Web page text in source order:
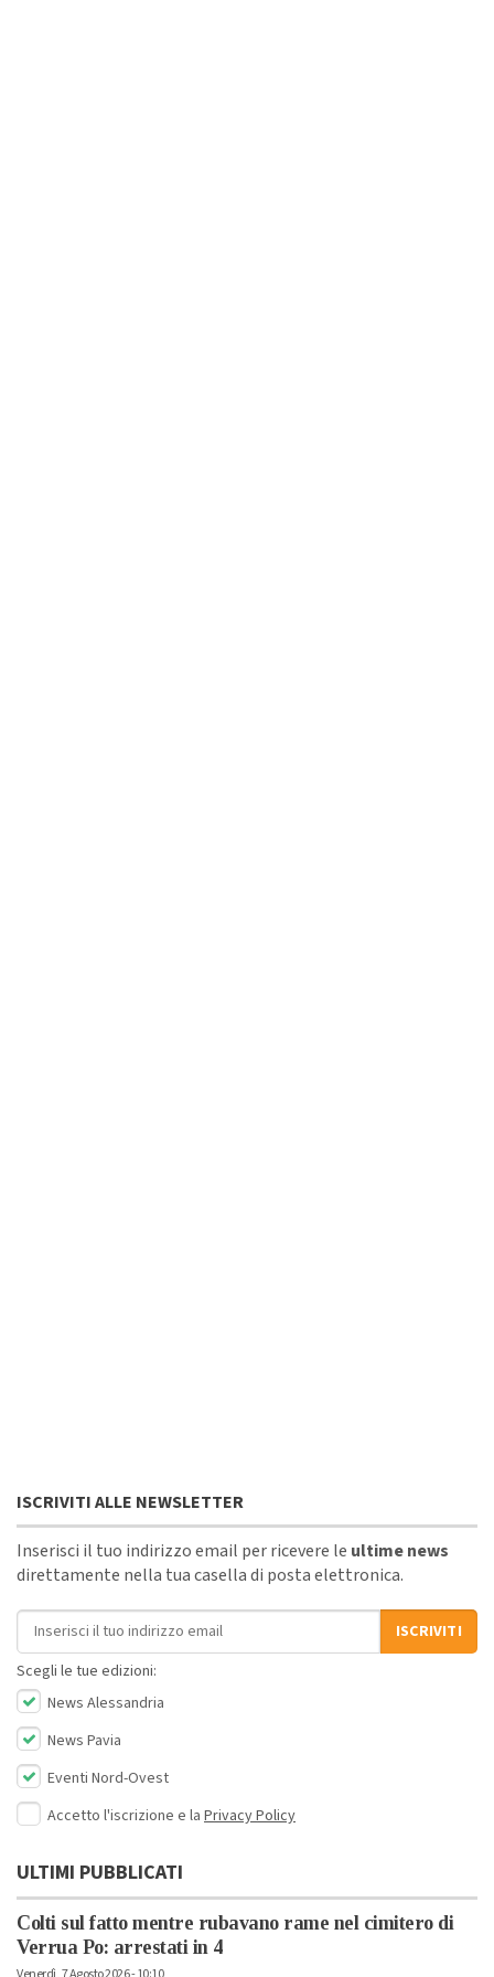
ISCRIVITI ALLE NEWSLETTER
Inserisci il tuo indirizzo email per ricevere le ultime news
direttamente nella tua casella di posta elettronica.
Indirizzo email
ISCRIVITI
Scegli le tue edizioni:
News Alessandria
News Pavia
Eventi Nord-Ovest
Accetto l'iscrizione e la Privacy Policy
ULTIMI PUBBLICATI
Colti sul fatto mentre rubavano rame nel cimitero di
Verrua Po: arrestati in 4